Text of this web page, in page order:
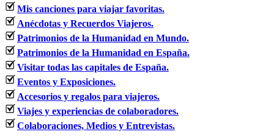
Mis canciones para viajar favoritas.
Anécdotas y Recuerdos Viajeros.
Patrimonios de la Humanidad en Mundo.
Patrimonios de la Humanidad en España.
Visitar todas las capitales de España.
Eventos y Exposiciones.
Accesorios y regalos para viajeros.
Viajes y experiencias de colaboradores.
Colaboraciones, Medios y Entrevistas.